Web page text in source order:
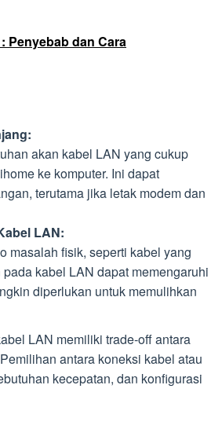
Penyebab dan Cara
akan kabel LAN yang cukup
ke komputer. Ini dapat
terutama jika letak modem dan
LAN:
masalah fisik, seperti kabel yang
kabel LAN dapat memengaruhi
diperlukan untuk memulihkan
LAN memiliki trade-off antara
antara koneksi kabel atau
kecepatan, dan konfigurasi